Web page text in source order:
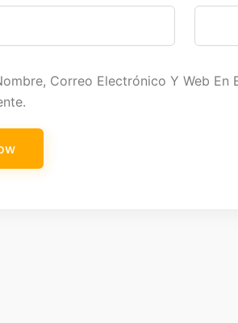
Correo Electrónico Y Web En